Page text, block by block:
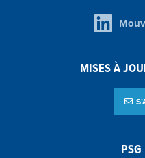
MISES À